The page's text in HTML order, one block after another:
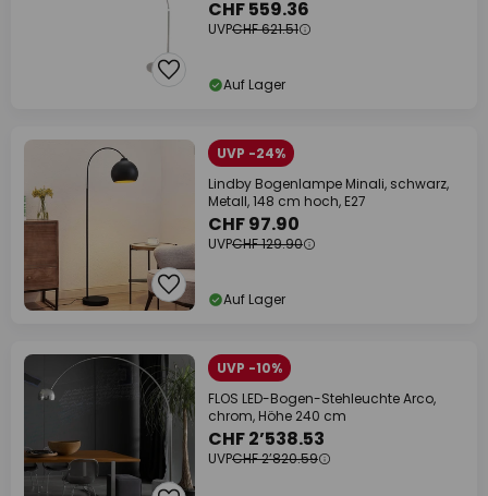
CHF 559.36
UVPCHF 621.51
Auf Lager
UVP -24%
Lindby Bogenlampe Minali, schwarz,
Metall, 148 cm hoch, E27
CHF 97.90
UVPCHF 129.90
Auf Lager
UVP -10%
FLOS LED-Bogen-Stehleuchte Arco,
chrom, Höhe 240 cm
CHF 2’538.53
UVPCHF 2’820.59